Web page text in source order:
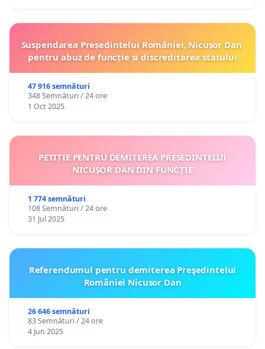
Suspendarea Președintelui României, Nicușor Dan,
pentru abuz de funcție și discreditarea statului
47 916 semnături
348 Semnături / 24 ore
1 Oct 2025
PETIȚIE PENTRU DEMITEREA PREȘEDINTELUI
NICUȘOR DAN DIN FUNCȚIE
1 774 semnături
108 Semnături / 24 ore
31 Jul 2025
Referendumul pentru demiterea Preşedintelui
României Nicusor Dan
26 646 semnături
83 Semnături / 24 ore
4 Jun 2025